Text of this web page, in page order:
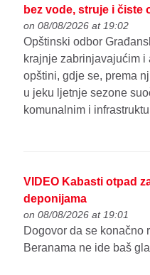
bez vode, struje i čiste
on 08/08/2026 at 19:02
Opštinski odbor
krajnje zabrinjavajućim i
opštini, gdje se, prema
u jeku ljetnje sezone
komunalnim i
VIDEO Kabasti otpad
deponijama
on 08/08/2026 at 19:01
Dogovor da se konačno
Beranama ne ide baš